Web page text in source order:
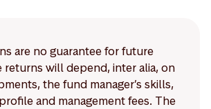
are no guarantee for future
returns will depend, inter alia, on
the fund manager’s skills,
and management fees. The